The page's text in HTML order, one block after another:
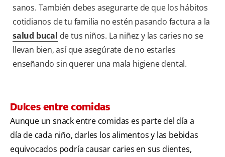
sanos. También debes asegurarte de que los hábitos
cotidianos de tu familia no estén pasando factura a la
salud bucal de tus niños. La niñez y las caries no se
llevan bien, así que asegúrate de no estarles
enseñando sin querer una mala higiene dental.
Dulces entre comidas
Aunque un snack entre comidas es parte del día a
día de cada niño, darles los alimentos y las bebidas
equivocados podría causar caries en sus dientes,